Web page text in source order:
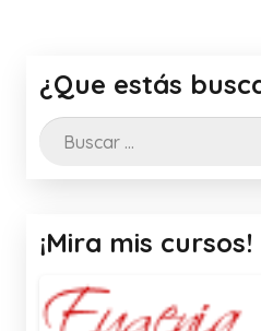
¿Que estás
Buscar:
¡Mira mis cursos!